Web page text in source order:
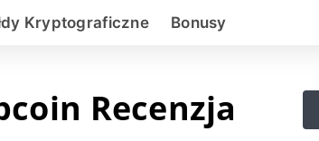
Kryptograficzne Bonusy
Recenzja